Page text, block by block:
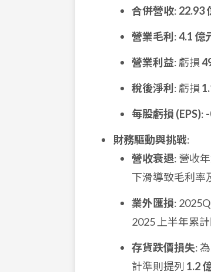
合併營收: 22.93
營業毛利 :4.1 億
營業利益: 虧損
稅後淨利 : 虧損
每股虧損 (EPS):
財務驅動與挑戰:
營收衰退: 營收
下滑導致毛利率
業外匯損:
2025 上半年累
存貨跌價損失:
計準則提列 1.2